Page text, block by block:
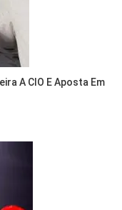
A CIO E Aposta Em